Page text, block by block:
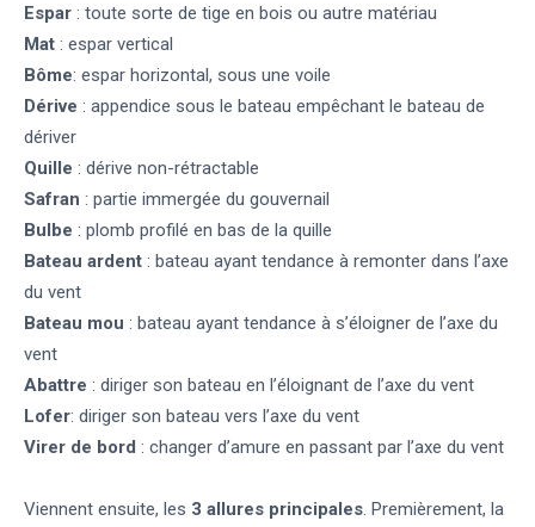
Espar : toute sorte de tige en bois ou autre matériau
Mat : espar vertical
Bôme: espar horizontal, sous une voile
Dérive : appendice sous le bateau empêchant le bateau de
dériver
Quille : dérive non-rétractable
Safran : partie immergée du gouvernail
Bulbe : plomb profilé en bas de la quille
Bateau ardent : bateau ayant tendance à remonter dans l’axe
du vent
Bateau mou : bateau ayant tendance à s’éloigner de l’axe du
vent
Abattre : diriger son bateau en l’éloignant de l’axe du vent
Lofer: diriger son bateau vers l’axe du vent
Virer de bord : changer d’amure en passant par l’axe du vent
Viennent ensuite, les 3 allures principales. Premièrement, la